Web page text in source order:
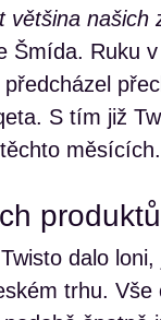
většina
Šmída. Ruku
S tím již
měsících.
dalo
trhu.